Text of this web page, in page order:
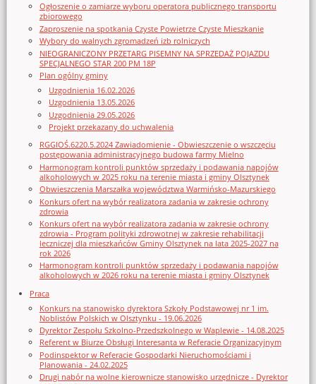
Ogłoszenie o zamiarze wyboru operatora publicznego transportu
zbiorowego
Zaproszenie na spotkania Czyste Powietrze Czyste Mieszkanie
Wybory do walnych zgromadzeń izb rolniczych
NIEOGRANICZONY PRZETARG PISEMNY NA SPRZEDAŻ POJAZDU
SPECJALNEGO STAR 200 PM 18P
Plan ogólny gminy
Uzgodnienia 16.02.2026
Uzgodnienia 13.05.2026
Uzgodnienia 29.05.2026
Projekt przekazany do uchwalenia
RGGIOŚ.6220.5.2024 Zawiadomienie - Obwieszczenie o wszczęciu
postępowania administracyjnego budowa farmy Mielno
Harmonogram kontroli punktów sprzedaży i podawania napojów
alkoholowych w 2025 roku na terenie miasta i gminy Olsztynek
Obwieszczenia Marszałka województwa Warmińsko-Mazurskiego
Konkurs ofert na wybór realizatora zadania w zakresie ochrony
zdrowia
Konkurs ofert na wybór realizatora zadania w zakresie ochrony
zdrowia - Program polityki zdrowotnej w zakresie rehabilitacji
leczniczej dla mieszkańców Gminy Olsztynek na lata 2025-2027 na
rok 2026
Harmonogram kontroli punktów sprzedaży i podawania napojów
alkoholowych w 2026 roku na terenie miasta i gminy Olsztynek
Praca
Konkurs na stanowisko dyrektora Szkoły Podstawowej nr 1 im.
Noblistów Polskich w Olsztynku - 19.06.2026
Dyrektor Zespołu Szkolno-Przedszkolnego w Waplewie - 14.08.2025
Referent w Biurze Obsługi Interesanta w Referacie Organizacyjnym
Podinspektor w Referacie Gospodarki Nieruchomościami i
Planowania - 24.02.2025
Drugi nabór na wolne kierownicze stanowisko urzędnicze - Dyrektor